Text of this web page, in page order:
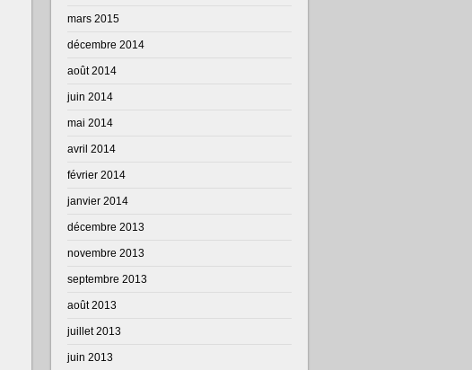
mars 2015
décembre 2014
août 2014
juin 2014
mai 2014
avril 2014
février 2014
janvier 2014
décembre 2013
novembre 2013
septembre 2013
août 2013
juillet 2013
juin 2013